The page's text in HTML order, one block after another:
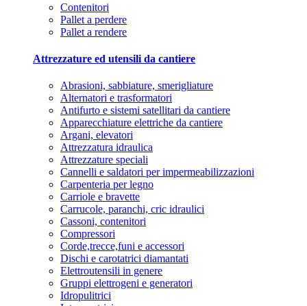
Contenitori
Pallet a perdere
Pallet a rendere
Attrezzature ed utensili da cantiere
Abrasioni, sabbiature, smerigliature
Alternatori e trasformatori
Antifurto e sistemi satellitari da cantiere
Apparecchiature elettriche da cantiere
Argani, elevatori
Attrezzatura idraulica
Attrezzature speciali
Cannelli e saldatori per impermeabilizzazioni
Carpenteria per legno
Carriole e bravette
Carrucole, paranchi, cric idraulici
Cassoni, contenitori
Compressori
Corde,trecce,funi e accessori
Dischi e carotatrici diamantati
Elettroutensili in genere
Gruppi elettrogeni e generatori
Idropulitrici